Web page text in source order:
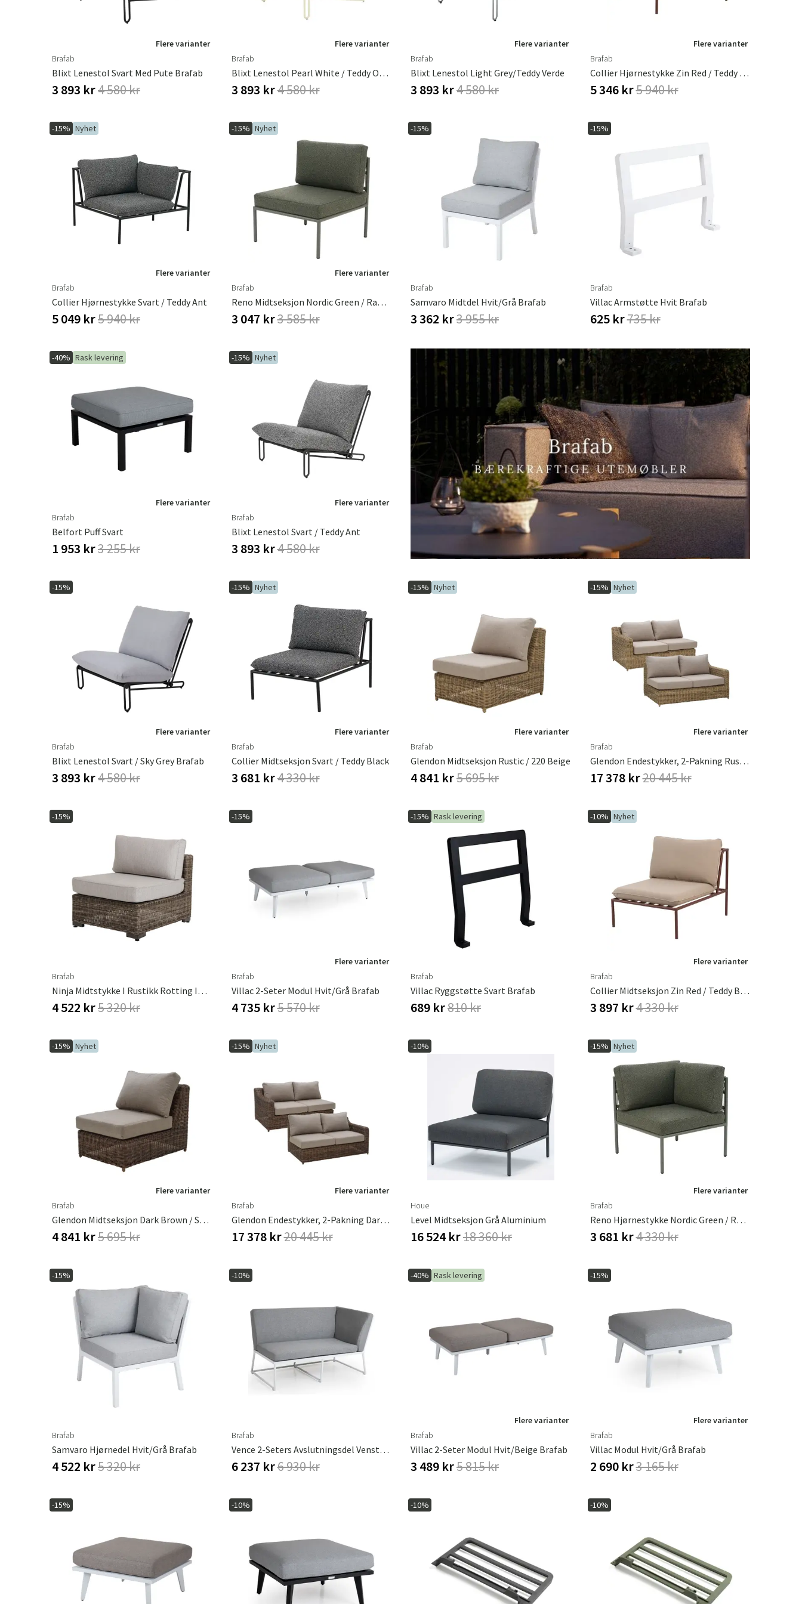
Danmark
Flere varianter
Brafab
Blixt Lenestol Svart Med Pute Brafab
3 893 kr4 580 kr
Flere varianter
Brafab
Blixt Lenestol Pearl White / Teddy Orange
3 893 kr4 580 kr
Flere varianter
Brafab
Blixt Lenestol Light Grey/Teddy Verde
3 893 kr4 580 kr
Flere varianter
Brafab
Collier Hjørnestykke Zin Red / Teddy Beige
5 346 kr5 940 kr
-15% Nyhet
Flere varianter
Brafab
Collier Hjørnestykke Svart / Teddy Ant
5 049 kr5 940 kr
-15% Nyhet
Flere varianter
Brafab
Reno Midtseksjon Nordic Green / Raw Avocado
3 047 kr3 585 kr
-15%
Brafab
Samvaro Midtdel Hvit/grå Brafab
3 362 kr3 955 kr
-15%
Brafab
Villac Armstøtte Hvit Brafab
625 kr735 kr
-40% Rask levering
Flere varianter
Brafab
Belfort Puff Svart
1 953 kr3 255 kr
-15% Nyhet
Flere varianter
Brafab
Blixt Lenestol Svart / Teddy Ant
3 893 kr4 580 kr
-15%
Flere varianter
Brafab
Blixt Lenestol Svart / Sky Grey Brafab
3 893 kr4 580 kr
-15% Nyhet
Flere varianter
Brafab
Collier Midtseksjon Svart / Teddy Black
3 681 kr4 330 kr
-15% Nyhet
Flere varianter
Brafab
Glendon Midtseksjon Rustic / 220 Beige
4 841 kr5 695 kr
-15% Nyhet
Flere varianter
Brafab
Glendon Endestykker, 2-Pakning Rustic / 220 Beige
17 378 kr20 445 kr
-15%
Brafab
Ninja Midtstykke I Rustikk Rotting Inkl. Vannavvisende Puter
4 522 kr5 320 kr
-15%
Flere varianter
Brafab
Villac 2-Seter Modul Hvit/grå Brafab
4 735 kr5 570 kr
-15% Rask levering
Brafab
Villac Ryggstøtte Svart Brafab
689 kr810 kr
-10% Nyhet
Flere varianter
Brafab
Collier Midtseksjon Zin Red / Teddy Beige
3 897 kr4 330 kr
-15% Nyhet
Flere varianter
Brafab
Glendon Midtseksjon Dark Brown / Soft Moose
4 841 kr5 695 kr
-15% Nyhet
Flere varianter
Brafab
Glendon Endestykker, 2-Pakning Dark Brown / Soft Moose
17 378 kr20 445 kr
-10%
Houe
Level Midtseksjon Grå Aluminium
16 524 kr18 360 kr
-15% Nyhet
Flere varianter
Brafab
Reno Hjørnestykke Nordic Green / Raw Avocado
3 681 kr4 330 kr
-15%
Brafab
Samvaro Hjørnedel Hvit/grå Brafab
4 522 kr5 320 kr
-10%
Brafab
Vence 2-Seters Avslutningsdel Venstre Hvit/grå
6 237 kr6 930 kr
-40% Rask levering
Flere varianter
Brafab
Villac 2-Seter Modul Hvit/beige Brafab
3 489 kr5 815 kr
-15%
Flere varianter
Brafab
Villac Modul Hvit/grå Brafab
2 690 kr3 165 kr
-15% -10% -10% -10%